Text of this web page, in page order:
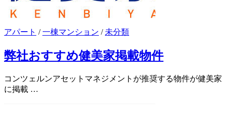
アパート /一棟マンション / 未分類
弊社おすすめ健美家掲載物件
コンツェルンアセットマネジメントが推奨する物件が健美家
に掲載 …